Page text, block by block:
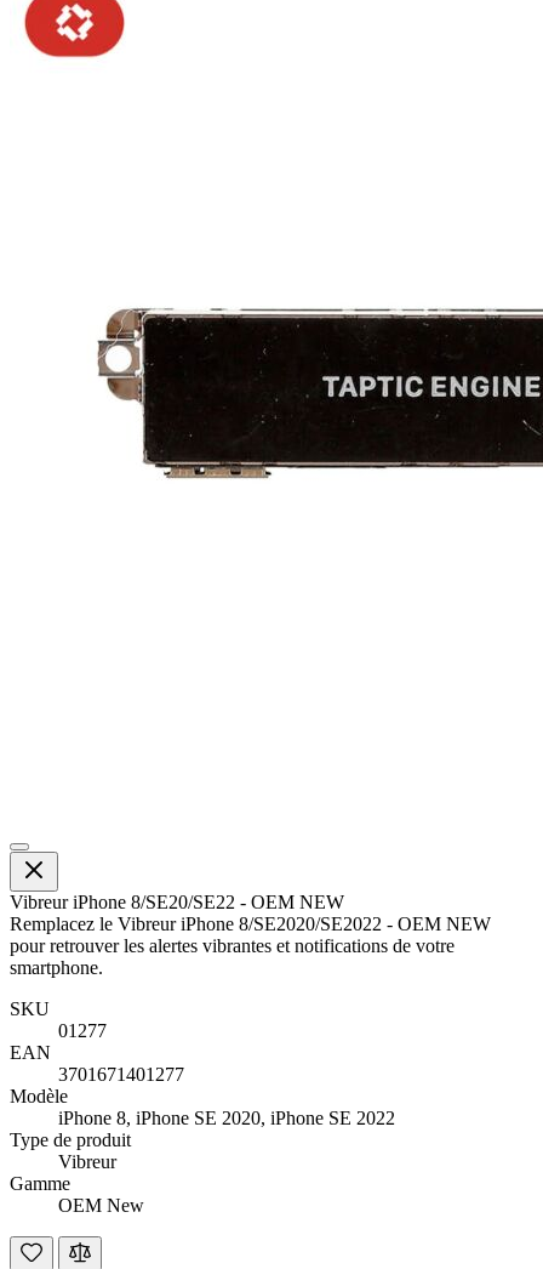
Vibreur iPhone 8/SE20/SE22 - OEM NEW
Remplacez le Vibreur iPhone 8/SE2020/SE2022 - OEM NEW
pour retrouver les alertes vibrantes et notifications de votre
smartphone.
SKU
01277
EAN
3701671401277
Modèle
iPhone 8, iPhone SE 2020, iPhone SE 2022
Type de produit
Vibreur
Gamme
OEM New